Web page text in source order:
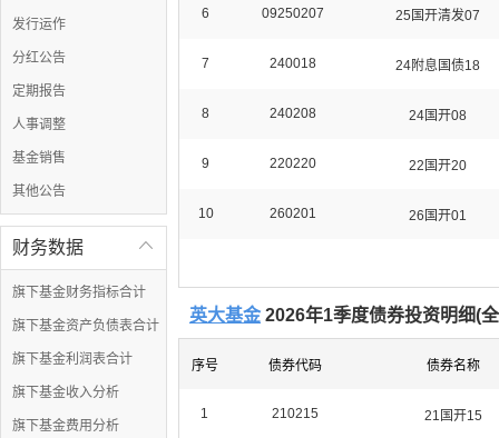
发行运作
分红公告
定期报告
人事调整
基金销售
其他公告

财务数据
旗下基金财务指标合计
旗下基金资产负债表合计
旗下基金利润表合计
旗下基金收入分析
旗下基金费用分析
6 09250207 25国开清发07
7 240018 24附息国债18
8 240208 24国开08
9 220220 22国开20
10 260201 26国开01
英大基金 2026年1季度债券投资明细(
序号 债券代码 债券名称
1 210215 21国开15